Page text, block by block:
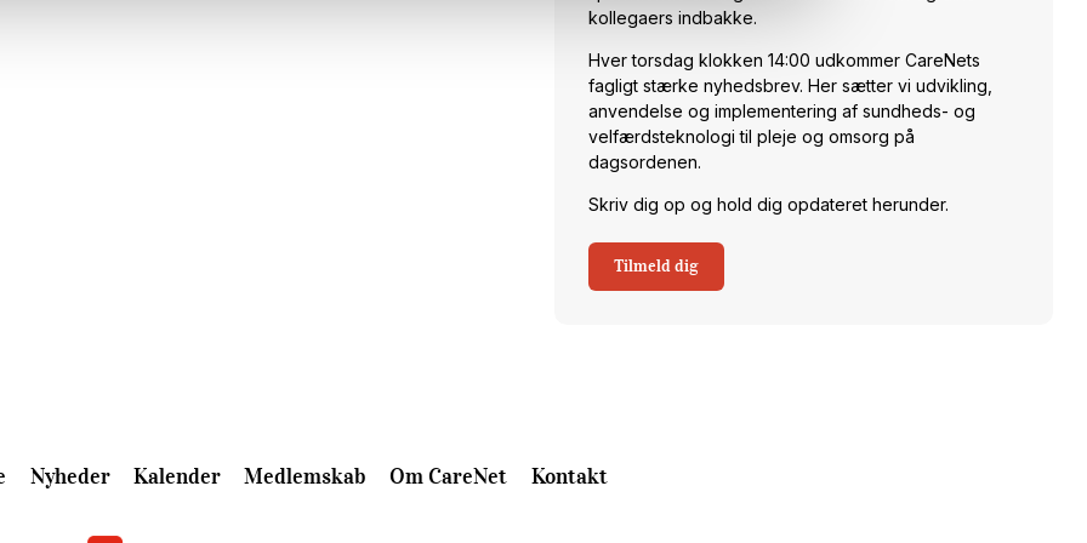
kollegaers indbakke.
Hver torsdag klokken 14:00 udkommer CareNets
fagligt stærke nyhedsbrev. Her sætter vi udvikling,
anvendelse og implementering af sundheds- og
velfærdsteknologi til pleje og omsorg på
dagsordenen.
Skriv dig op og hold dig opdateret herunder.
Tilmeld dig
Nyheder Kalender Medlemskab Om CareNet Kontakt